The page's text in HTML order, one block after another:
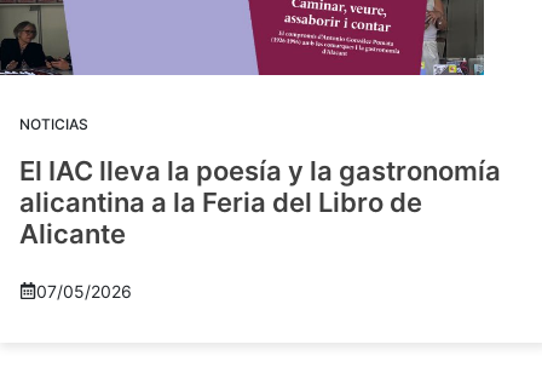
NOTICIAS
El IAC lleva la poesía y la gastronomía
alicantina a la Feria del Libro de
Alicante
07/05/2026